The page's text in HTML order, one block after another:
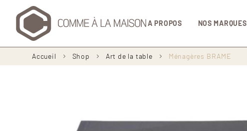
Navigation
A PROPOS NOS MARQUES
d'Ariane
Accueil Shop Art de la table Ménagères BRAME